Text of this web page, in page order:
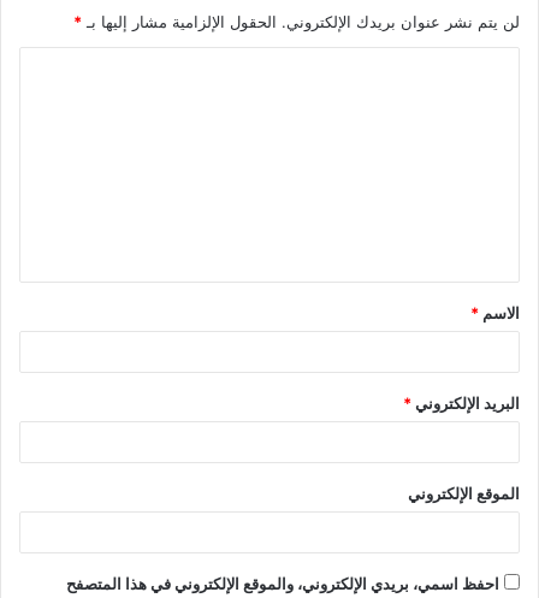
لن يتم نشر عنوان بريدك الإلكتروني. الحقول الإلزامية مشار إليها بـ*
الاسم *
البريد الإلكتروني*
الموقع الإلكتروني
احفظ اسمي، بريدي الإلكتروني، والموقع الإلكتروني في هذا المتصفح